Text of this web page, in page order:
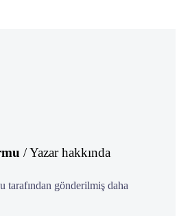
/ Yazar hakkında
tarafından gönderilmiş daha